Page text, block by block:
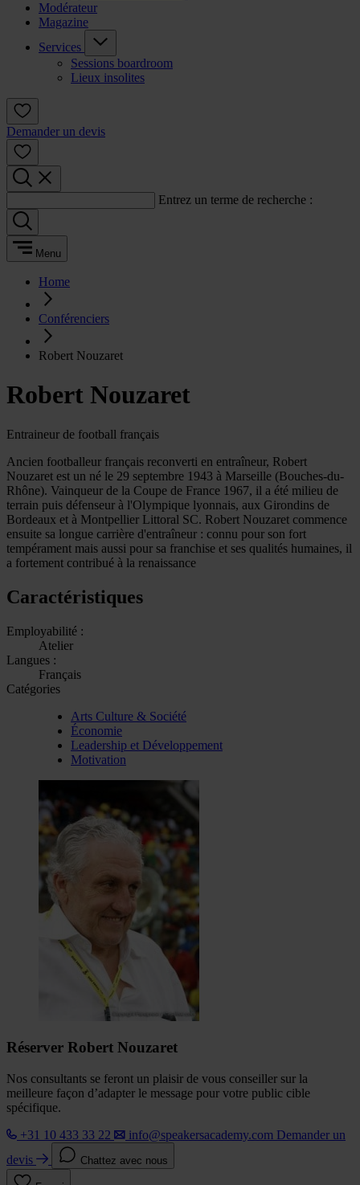
Modérateur
Magazine
Services
Sessions boardroom
Lieux insolites
Demander un devis
Entrez un terme de recherche :
Menu
Home
Conférenciers
Robert Nouzaret
Robert Nouzaret
Entraineur de football français
Ancien footballeur français reconverti en entraîneur, Robert
Nouzaret est un né le 29 septembre 1943 à Marseille (Bouches-du-
Rhône). Vainqueur de la Coupe de France 1967, il a été milieu de
terrain puis défenseur à l'Olympique lyonnais, aux Girondins de
Bordeaux et à Montpellier Littoral SC. Robert Nouzaret commence
ensuite sa longue carrière d'entraîneur : connu pour son fort
tempérament mais aussi pour sa franchise et ses qualités humaines, il
a fortement contribué à la renaissance
Caractéristiques
Employabilité :
Atelier
Langues :
Français
Catégories
Arts Culture & Société
Économie
Leadership et Développement
Motivation
Réserver Robert Nouzaret
Nos consultants se feront un plaisir de vous conseiller sur la
meilleure façon d’adapter le message pour votre public cible
spécifique.
+31 10 433 33 22
info@speakersacademy.com Demander un
devis
Chattez avec nous